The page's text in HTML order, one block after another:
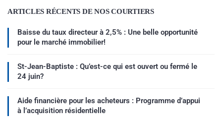
ARTICLES RÉCENTS DE NOS COURTIERS
Baisse du taux directeur à 2,5% : Une belle opportunité
pour le marché immobilier!
St-Jean-Baptiste : Qu’est-ce qui est ouvert ou fermé le
24 juin?
Aide financière pour les acheteurs : Programme d’appui
à l’acquisition résidentielle